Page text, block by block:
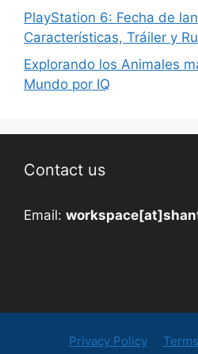
PlayStation 6: Fecha de
Características, Tráiler y
Explorando los Animales
Mundo por IQ
Contact us
Email:
Privacy Policy